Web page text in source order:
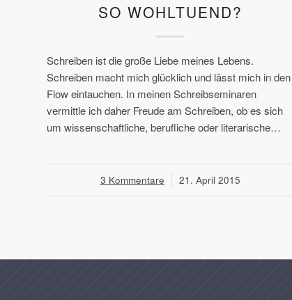
SO WOHLTUEND?
Schreiben ist die große Liebe meines Lebens.
Schreiben macht mich glücklich und lässt mich in den
Flow eintauchen. In meinen Schreibseminaren
vermittle ich daher Freude am Schreiben, ob es sich
um wissenschaftliche, berufliche oder literarische…
3 Kommentare
/ 21. April 2015